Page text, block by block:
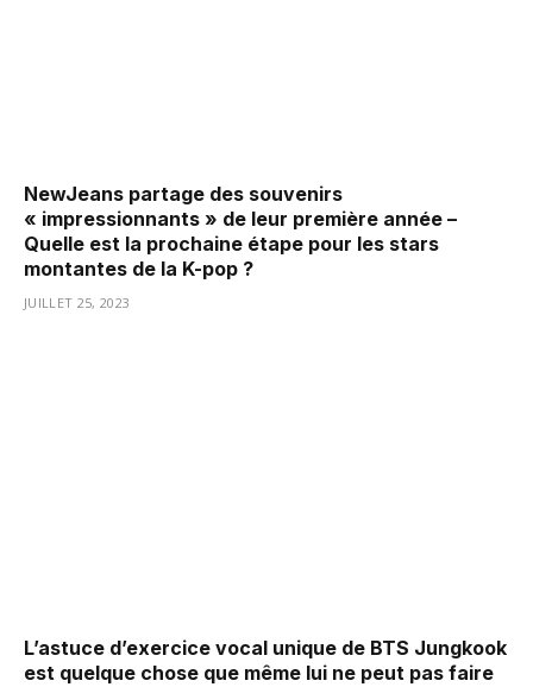
NewJeans partage des souvenirs
« impressionnants » de leur première année –
Quelle est la prochaine étape pour les stars
montantes de la K-pop ?
JUILLET 25, 2023
L’astuce d’exercice vocal unique de BTS Jungkook
est quelque chose que même lui ne peut pas faire